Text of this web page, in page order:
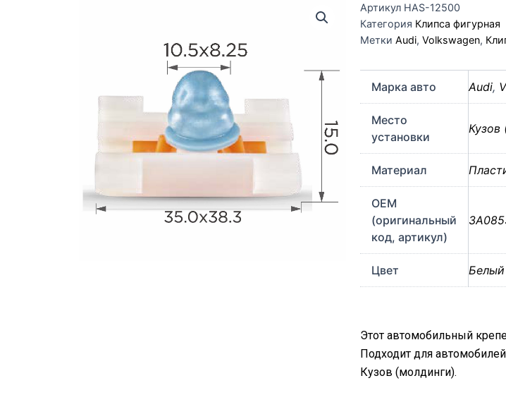
Артикул HAS-12500
Категория Клипса фигурная
Метки Audi, Volkswagen,
Марка авто Audi,
Место
установки
Кузов
Материал
OEM
(оригинальный
код, артикул)
Цвет Белый
Этот автомобильный
Подходит для
Кузов (молдинги).